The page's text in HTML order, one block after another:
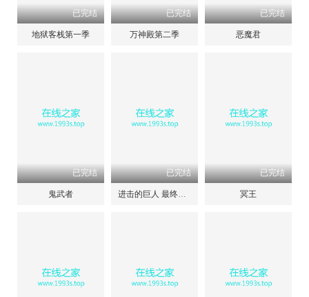
已完结
地狱客栈第一季
已完结
万神殿第二季
已完结
恶魔君
已完结
鬼武者
已完结
进击的巨人 最终季 完结篇
已完结
冥王